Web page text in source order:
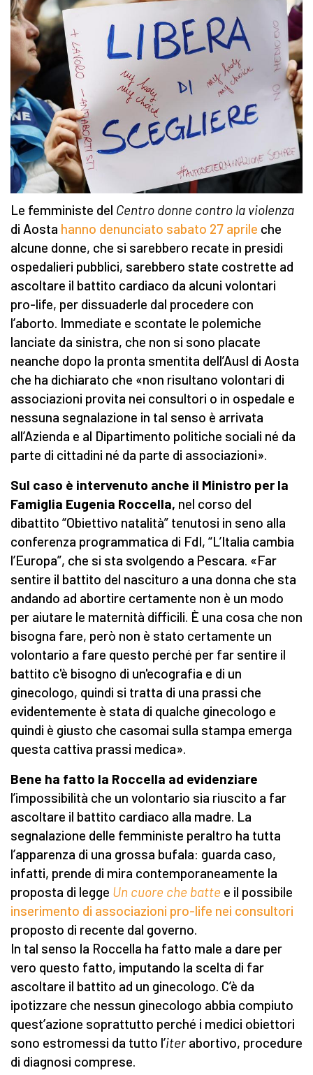
Le femministe del Centro donne contro la violenza
di Aosta hanno denunciato sabato 27 aprile che
alcune donne, che si sarebbero recate in presidi
ospedalieri pubblici, sarebbero state costrette ad
ascoltare il battito cardiaco da alcuni volontari
pro-life, per dissuaderle dal procedere con
l’aborto. Immediate e scontate le polemiche
lanciate da sinistra, che non si sono placate
neanche dopo la pronta smentita dell’Ausl di Aosta
che ha dichiarato che «non risultano volontari di
associazioni provita nei consultori o in ospedale e
nessuna segnalazione in tal senso è arrivata
all’Azienda e al Dipartimento politiche sociali né da
parte di cittadini né da parte di associazioni».
Sul caso è intervenuto anche il Ministro per la
Famiglia Eugenia Roccella, nel corso del
dibattito “Obiettivo natalità” tenutosi in seno alla
conferenza programmatica di FdI, “L’Italia cambia
l’Europa”, che si sta svolgendo a Pescara. «Far
sentire il battito del nascituro a una donna che sta
andando ad abortire certamente non è un modo
per aiutare le maternità difficili. È una cosa che non
bisogna fare, però non è stato certamente un
volontario a fare questo perché per far sentire il
battito c'è bisogno di un'ecografia e di un
ginecologo, quindi si tratta di una prassi che
evidentemente è stata di qualche ginecologo e
quindi è giusto che casomai sulla stampa emerga
questa cattiva prassi medica».
Bene ha fatto la Roccella ad evidenziare
l’impossibilità che un volontario sia riuscito a far
ascoltare il battito cardiaco alla madre. La
segnalazione delle femministe peraltro ha tutta
l’apparenza di una grossa bufala: guarda caso,
infatti, prende di mira contemporaneamente la
proposta di legge Un cuore che batte e il possibile
inserimento di associazioni pro-life nei consultori
proposto di recente dal governo.
In tal senso la Roccella ha fatto male a dare per
vero questo fatto, imputando la scelta di far
ascoltare il battito ad un ginecologo. C’è da
ipotizzare che nessun ginecologo abbia compiuto
quest’azione soprattutto perché i medici obiettori
sono estromessi da tutto l’iterabortivo, procedure
di diagnosi comprese.